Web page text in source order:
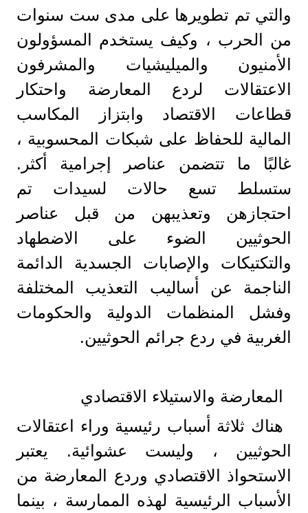
والتي تم تطويرها على مدى ست سنوات
من الحرب ، وكيف يستخدم المسؤولون
الأمنيون والميليشيات والمشرفون
الاعتقالات لردع المعارضة واحتكار
قطاعات الاقتصاد وابتزاز المكاسب
المالية للحفاظ على شبكات المحسوبية ،
غالبًا ما تتضمن عناصر إجرامية أكثر.
ستسلط تسع حالات لسيدات تم
احتجازهن وتعذيبهن من قبل عناصر
الحوثيين الضوء على الاضطهاد
والتكتيكات والإصابات الجسدية الدائمة
الناجمة عن أساليب التعذيب المختلفة
وفشل المنظمات الدولية والحكومات
الغربية في ردع جرائم الحوثيين.
المعارضة والاستيلاء الاقتصادي
هناك ثلاثة أسباب رئيسية وراء اعتقالات
الحوثيين ، وليست عشوائية. يعتبر
الاستحواذ الاقتصادي وردع المعارضة من
الأسباب الرئيسية لهذه الممارسة ، بينما